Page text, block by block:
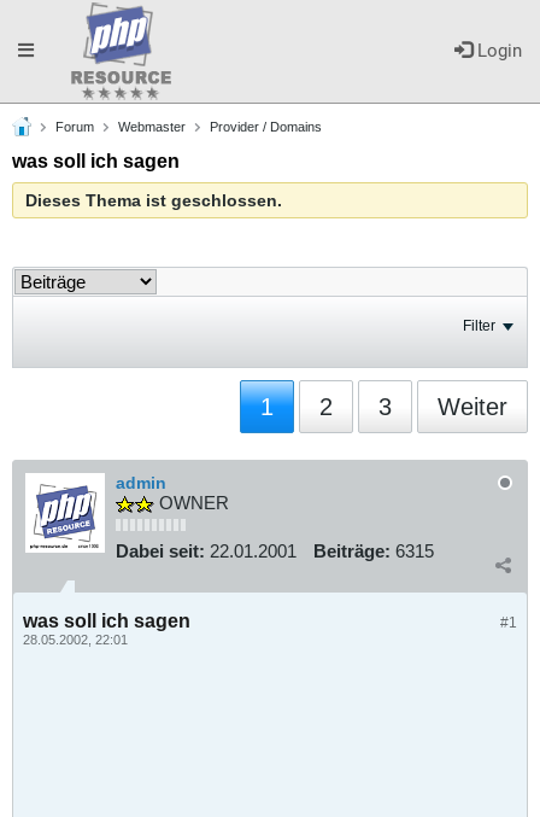
Login
Toggle
navigation
Forum Webmaster Provider / Domains
was soll ich sagen
Dieses Thema ist geschlossen.
Filter
1 2 3 Weiter
admin
OWNER
Dabei seit: 22.01.2001 Beiträge: 6315
#1
was soll ich sagen
28.05.2002, 22:01